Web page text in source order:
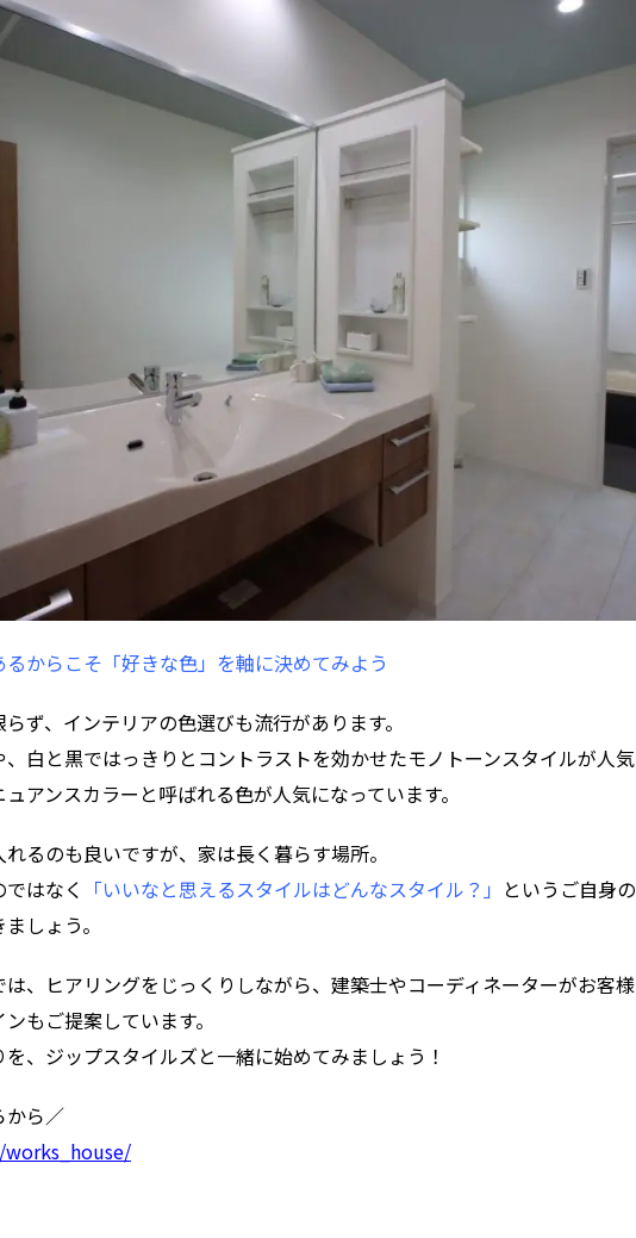
からこそ「好きな色」を軸に決めてみよう
ず、インテリアの色選びも流行があります。
白と黒ではっきりとコントラストを効かせたモノトーンスタイルが人気
アンスカラーと呼ばれる色が人気になっています。
るのも良いですが、家は長く暮らす場所。
はなく 「いいなと思えるスタイルはどんなスタイル？」 というご自身
しょう。
、ヒアリングをじっくりしながら、建築士やコーディネーターがお客
もご提案しています。
、ジップスタイルズと一緒に始めてみましょう！
から／